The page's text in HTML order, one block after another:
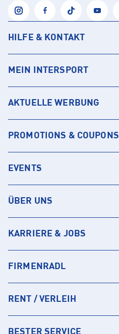
HILFE & KONTAKT
MEIN INTERSPORT
AKTUELLE WERBUNG
PROMOTIONS & COUPONS
EVENTS
ÜBER UNS
KARRIERE & JOBS
FIRMENRADL
RENT / VERLEIH
BESTER SERVICE